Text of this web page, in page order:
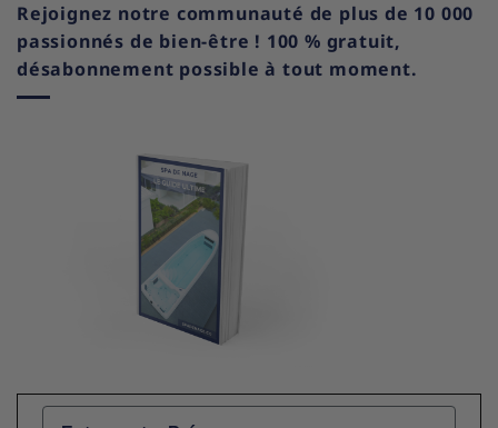
Rejoignez notre communauté de plus de 10 000
passionnés de bien-être ! 100 % gratuit,
désabonnement possible à tout moment.
Name